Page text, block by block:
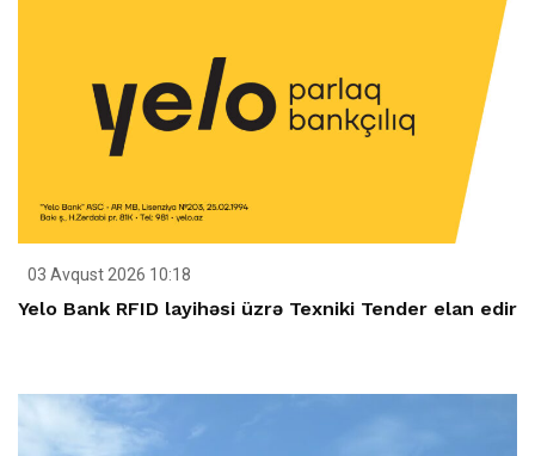
03 Avqust 2026 10:18
Yelo Bank RFID layihəsi üzrə Texniki Tender elan edir